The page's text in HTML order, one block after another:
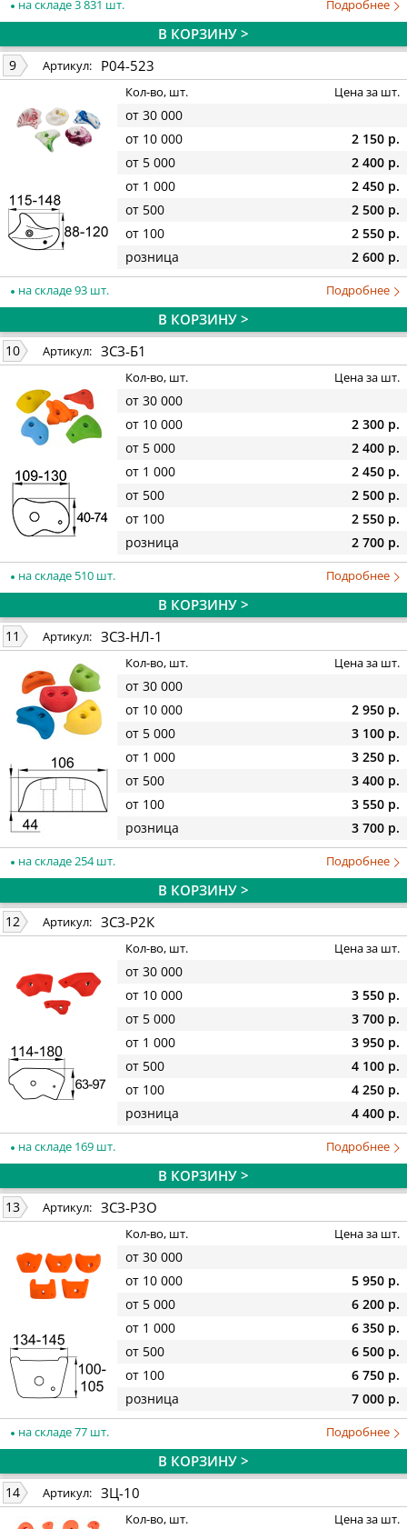
на складе 3 831 шт. Подробнее
В КОРЗИНУ >
9 Артикул: P04-523
Кол-во, шт. Цена за шт.
от 30 000
от 10 000
2 150 р.
от 5 000
2 400 р.
от 1 000
2 450 р.
от 500
2 500 р.
от 100
2 550 р.
розница
2 600 р.
на складе 93 шт. Подробнее
В КОРЗИНУ >
10 Артикул: ЗСЗ-Б1
Кол-во, шт. Цена за шт.
от 30 000
от 10 000
2 300 р.
от 5 000
2 400 р.
от 1 000
2 450 р.
от 500
2 500 р.
от 100
2 550 р.
розница
2 700 р.
на складе 510 шт. Подробнее
В КОРЗИНУ >
11 Артикул: ЗСЗ-НЛ-1
Кол-во, шт. Цена за шт.
от 30 000
от 10 000
2 950 р.
от 5 000
3 100 р.
от 1 000
3 250 р.
от 500
3 400 р.
от 100
3 550 р.
розница
3 700 р.
на складе 254 шт. Подробнее
В КОРЗИНУ >
12 Артикул: ЗСЗ-Р2К
Кол-во, шт. Цена за шт.
от 30 000
от 10 000
3 550 р.
от 5 000
3 700 р.
от 1 000
3 950 р.
от 500
4 100 р.
от 100
4 250 р.
розница
4 400 р.
на складе 169 шт. Подробнее
В КОРЗИНУ >
13 Артикул: ЗСЗ-Р3О
Кол-во, шт. Цена за шт.
от 30 000
от 10 000
5 950 р.
от 5 000
6 200 р.
от 1 000
6 350 р.
от 500
6 500 р.
от 100
6 750 р.
розница
7 000 р.
на складе 77 шт. Подробнее
В КОРЗИНУ >
14 Артикул: ЗЦ-10
Кол-во, шт. Цена за шт.